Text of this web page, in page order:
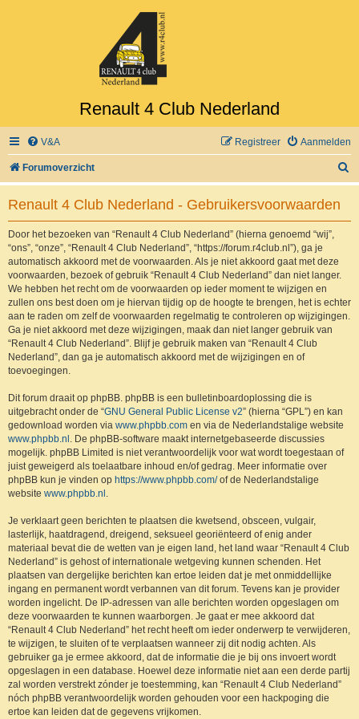
Renault 4 Club Nederland
V&A Aanmelden
Registreer
Forumoverzicht
o
Renault 4 Club Nederland - Gebruikersvoorwaarden
Door het bezoeken van “Renault 4 Club Nederland” (hierna genoemd “wij”,
“ons”, “onze”, “Renault 4 Club Nederland”, “https://forum.r4club.nl”), ga je
automatisch akkoord met de voorwaarden. Als je niet akkoord gaat met deze
voorwaarden, bezoek of gebruik “Renault 4 Club Nederland” dan niet langer.
We hebben het recht om de voorwaarden op ieder moment te wijzigen en
zullen ons best doen om je hiervan tijdig op de hoogte te brengen, het is echter
aan te raden om zelf de voorwaarden regelmatig te controleren op wijzigingen.
Ga je niet akkoord met deze wijzigingen, maak dan niet langer gebruik van
“Renault 4 Club Nederland”. Blijf je gebruik maken van “Renault 4 Club
Nederland”, dan ga je automatisch akkoord met de wijzigingen en of
toevoegingen.
Dit forum draait op phpBB. phpBB is een bulletinboardoplossing die is
uitgebracht onder de “GNU General Public License v2” (hierna “GPL”) en kan
gedownload worden via www.phpbb.com en via de Nederlandstalige website
www.phpbb.nl . De phpBB-software maakt internetgebaseerde discussies
mogelijk. phpBB Limited is niet verantwoordelijk voor wat wordt toegestaan of
juist geweigerd als toelaatbare inhoud en/of gedrag. Meer informatie over
phpBB kun je vinden op https://www.phpbb.com/of de Nederlandstalige
website www.phpbb.nl .
Je verklaart geen berichten te plaatsen die kwetsend, obsceen, vulgair,
lasterlijk, haatdragend, dreigend, seksueel georiënteerd of enig ander
materiaal bevat die de wetten van je eigen land, het land waar “Renault 4 Club
Nederland” is gehost of internationale wetgeving kunnen schenden. Het
plaatsen van dergelijke berichten kan ertoe leiden dat je met onmiddellijke
ingang en permanent wordt verbannen van dit forum. Tevens kan je provider
worden ingelicht. De IP-adressen van alle berichten worden opgeslagen om
deze voorwaarden te kunnen waarborgen. Je gaat er mee akkoord dat
“Renault 4 Club Nederland” het recht heeft om ieder onderwerp te verwijderen,
te wijzigen, te sluiten of te verplaatsen wanneer zij dit nodig achten. Als
gebruiker ga je ermee akkoord, dat de informatie die je bij ons invoert wordt
opgeslagen in een database. Hoewel deze informatie niet aan een derde partij
zal worden verstrekt zónder je toestemming, kan “Renault 4 Club Nederland”
nóch phpBB verantwoordelijk worden gehouden voor een hackpoging die
ertoe kan leiden dat de gegevens vrijkomen.